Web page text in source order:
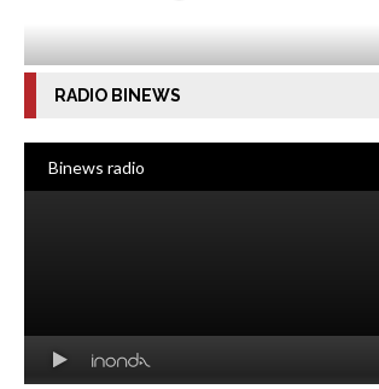
RADIO BINEWS